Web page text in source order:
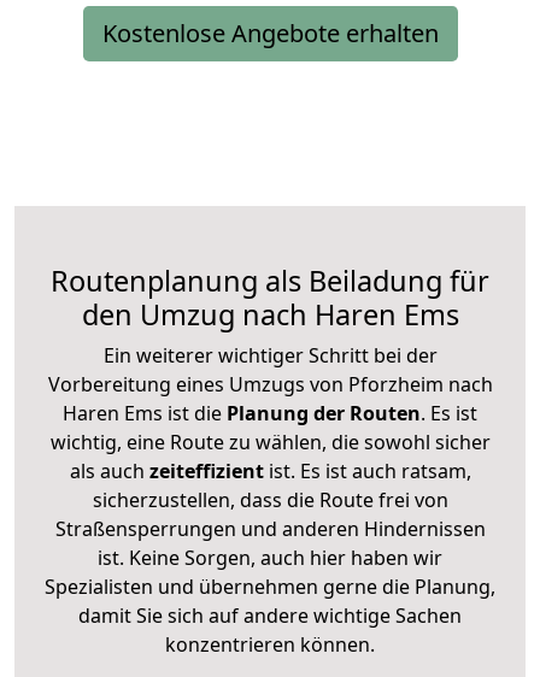
Kostenlose Angebote erhalten
Routenplanung als Beiladung für
den Umzug nach Haren Ems
Ein weiterer wichtiger Schritt bei der
Vorbereitung eines Umzugs von Pforzheim nach
Haren Ems ist die Planung der Routen. Es ist
wichtig, eine Route zu wählen, die sowohl sicher
als auch zeiteffizientist. Es ist auch ratsam,
sicherzustellen, dass die Route frei von
Straßensperrungen und anderen Hindernissen
ist. Keine Sorgen, auch hier haben wir
Spezialisten und übernehmen gerne die Planung,
damit Sie sich auf andere wichtige Sachen
konzentrieren können.